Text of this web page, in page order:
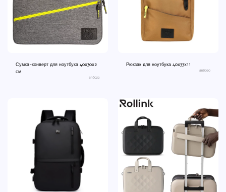
Сумка-конверт для ноутбука 40x30x2
см
an6029
Рюкзак для ноутбука 40x33x11
an6020